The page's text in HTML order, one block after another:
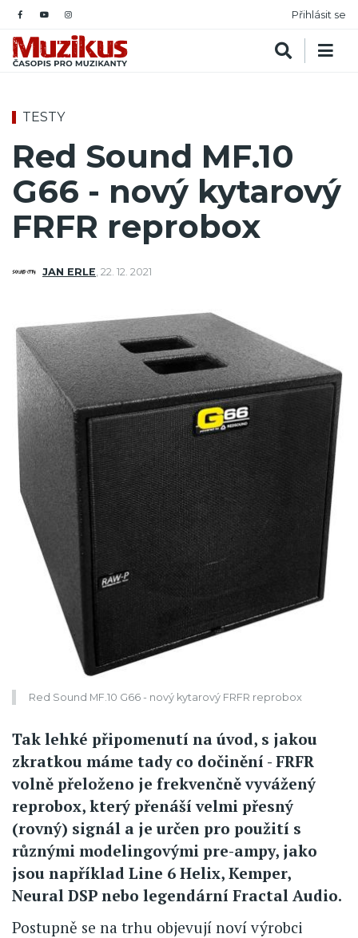
Přihlásit se
TESTY
Red Sound MF.10
G66 - nový kytarový
FRFR reprobox
JAN ERLE 22. 12. 2021
Red Sound MF.10 G66 - nový kytarový FRFR reprobox
Tak lehké připomenutí na úvod, s jakou
zkratkou máme tady co dočinění - FRFR
volně přeloženo je frekvenčně vyvážený
reprobox, který přenáší velmi přesný
(rovný) signál a je určen pro použití s
různými modelingovými pre-ampy, jako
jsou například Line 6 Helix, Kemper,
Neural DSP nebo legendární Fractal Audio.
Postupně se na trhu objevují noví výrobci